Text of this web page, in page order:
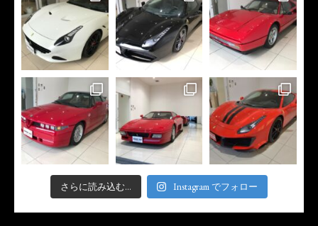
さらに読み込む... Instagram でフォロー